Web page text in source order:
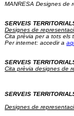
MANRESA Designes de
SERVEIS
Designes de
Cita prèvia per a tots els
Per internet: accedir a
SERVEIS
Cita prèvia designes de
SERVEIS
Designes de